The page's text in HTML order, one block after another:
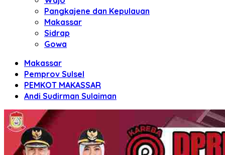
Pangkajene dan Kepulauan
Makassar
Sidrap
Gowa
Makassar
Pemprov Sulsel
PEMKOT MAKASSAR
Andi Sudirman Sulaiman